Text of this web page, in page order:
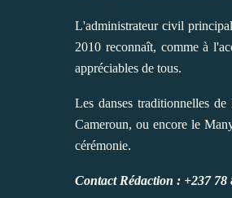
L'administrateur civil
2010 reconnaît, comme à
appréciables de tous.
Les danses traditionnelles
Cameroun, ou encore le
cérémonie.
Contact Rédaction : +237 78